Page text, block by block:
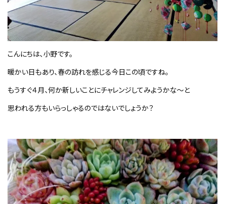
こんにちは、小野です。
暖かい日もあり、春の訪れを感じる今日この頃ですね。
もうすぐ４月、何か新しいことにチャレンジしてみようかな～と
思われる方もいらっしゃるのではないでしょうか？